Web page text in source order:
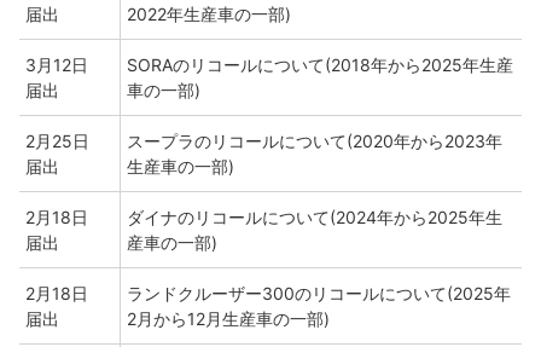
届出
2022年生産車の一部)
3月12日
届出
SORAのリコールについて(2018年から2025年生産
車の一部)
2月25日
届出
スープラのリコールについて(2020年から2023年
生産車の一部)
2月18日
届出
ダイナのリコールについて(2024年から2025年生
産車の一部)
2月18日
届出
ランドクルーザー300のリコールについて(2025年
2月から12月生産車の一部)